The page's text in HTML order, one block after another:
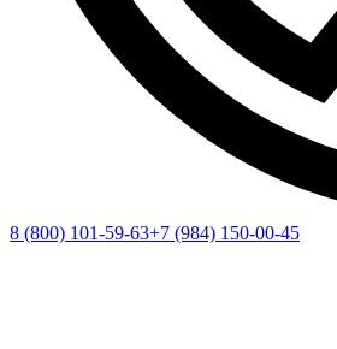
8 (800) 101-59-63+7 (984) 150-00-45